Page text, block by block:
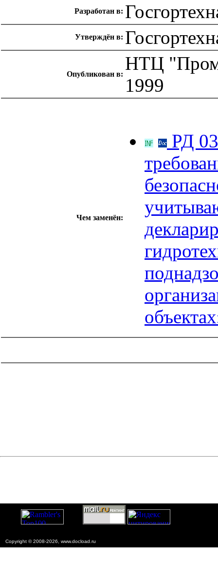
Разработан в:
Утверждён в:
Опубликован в:
НТЦ
1999
Чем заменён:
РД
Copyright © 2008-2026, www.docload.ru